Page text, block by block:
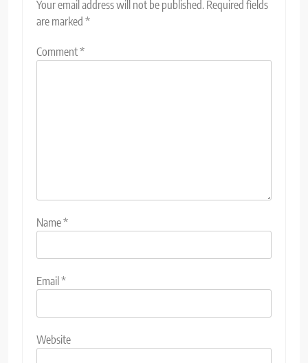
Your email address will not be published. Required fields
are marked *
Comment*
Name*
Email*
Website